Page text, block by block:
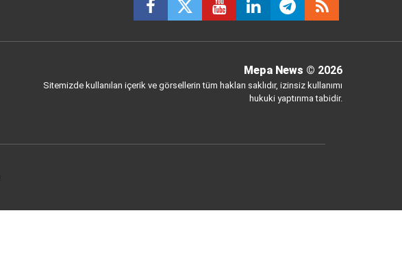
Mepa News © 2026
Sitemizde kullanılan içerik ve görsellerin tüm hakları saklıdır, izinsiz kullanımı
hukuki yaptırıma tabidir.